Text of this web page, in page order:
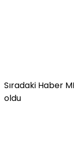
Sıradaki Haber
oldu